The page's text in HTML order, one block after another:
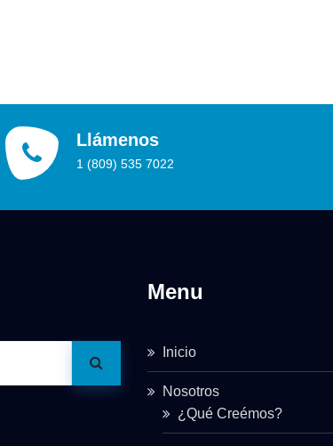
Llámenos
1 (809) 535 7022
Menu
Inicio
Nosotros
¿Qué Creémos?